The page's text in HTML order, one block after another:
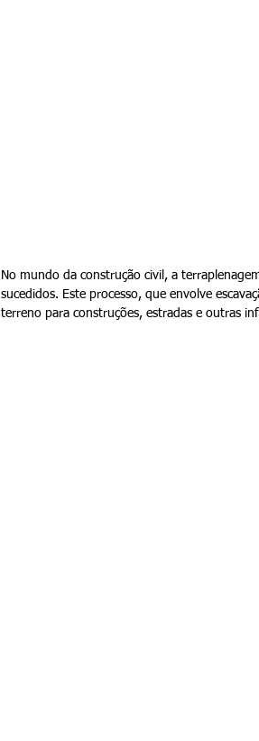
No mundo da construção civil, a
sucedidos. Este processo, que envolve
terreno para construções, estradas e outras